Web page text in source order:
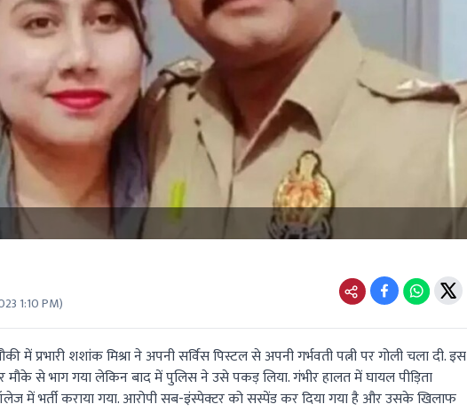
1:10 PM)
में प्रभारी शशांक मिश्रा ने अपनी सर्विस पिस्टल से अपनी गर्भवती पत्नी पर गोली चला दी. इस
से भाग गया लेकिन बाद में पुलिस ने उसे पकड़ लिया. गंभीर हालत में घायल पीड़िता
में भर्ती कराया गया. आरोपी सब-इंस्पेक्टर को सस्पेंड कर दिया गया है और उसके खिलाफ